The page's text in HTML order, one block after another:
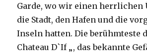
Garde, wo wir einen herrlichen
die Stadt, den Hafen und die
Inseln hatten. Die berühmteste
Chateau D`If „, das bekannte